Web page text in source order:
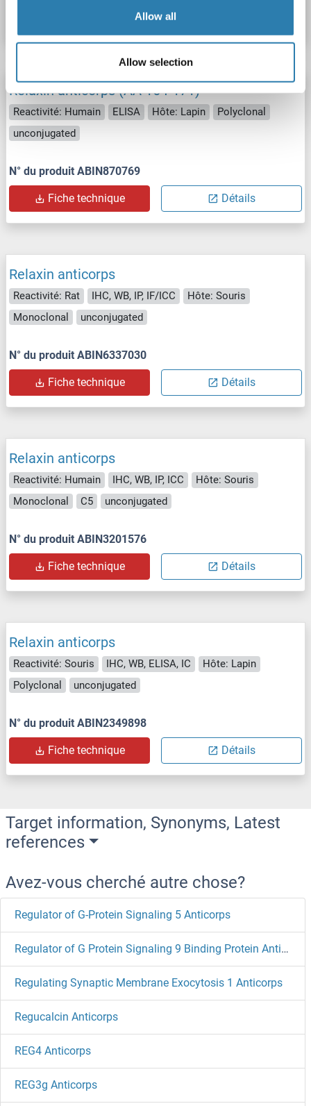
Allow all
Allow selection
Relaxin anticorps (AA 164-171)
Reactivité: Humain ELISA Hôte: Lapin
Polyclonal
unconjugated
N° du produit ABIN870769
Fiche technique Détails
Relaxin anticorps
Reactivité: Rat IHC, WB, IP, IF/ICC
Hôte: Souris
Monoclonal
unconjugated
N° du produit ABIN6337030
Fiche technique Détails
Relaxin anticorps
Reactivité: Humain IHC, WB, IP, ICC
Hôte: Souris
Monoclonal
C5 unconjugated
N° du produit ABIN3201576
Fiche technique Détails
Relaxin anticorps
Reactivité: Souris IHC, WB, ELISA, IC
Hôte: Lapin
Polyclonal
unconjugated
N° du produit ABIN2349898
Fiche technique Détails
Target information, Synonyms, Latest
references
Avez-vous cherché autre chose?
Regulator of G-Protein Signaling 5 Anticorps
Regulator of G Protein Signaling 9 Binding Protein Anticorps
Regulating Synaptic Membrane Exocytosis 1 Anticorps
Regucalcin Anticorps
REG4 Anticorps
REG3g Anticorps